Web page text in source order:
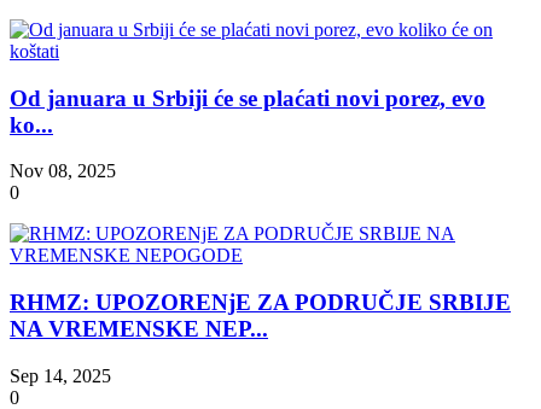
Od januara u Srbiji će se plaćati novi porez, evo
ko...
Nov 08, 2025
0
RHMZ: UPOZORENjE ZA PODRUČJE SRBIJE
NA VREMENSKE NEP...
Sep 14, 2025
0